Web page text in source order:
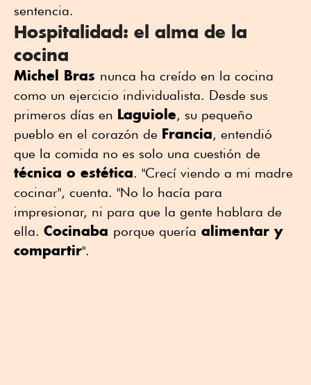
sentencia.
Hospitalidad: el alma de la
cocina
Michel Bras nunca ha creído en la cocina
como un ejercicio individualista. Desde sus
primeros días en Laguiole, su pequeño
pueblo en el corazón de Francia, entendió
que la comida no es solo una cuestión de
técnica o estética. "Crecí viendo a mi madre
cocinar", cuenta. "No lo hacía para
impresionar, ni para que la gente hablara de
ella. Cocinaba porque quería alimentar y
compartir".